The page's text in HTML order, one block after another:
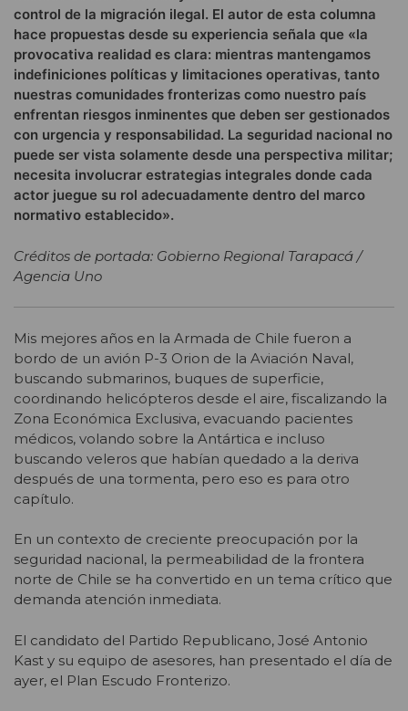
control de la migración ilegal. El autor de esta columna
hace propuestas desde su experiencia señala que «la
provocativa realidad es clara: mientras mantengamos
indefiniciones políticas y limitaciones operativas, tanto
nuestras comunidades fronterizas como nuestro país
enfrentan riesgos inminentes que deben ser gestionados
con urgencia y responsabilidad. La seguridad nacional no
puede ser vista solamente desde una perspectiva militar;
necesita involucrar estrategias integrales donde cada
actor juegue su rol adecuadamente dentro del marco
normativo establecido».
Créditos de portada: Gobierno Regional Tarapacá /
Agencia Uno
Mis mejores años en la Armada de Chile fueron a
bordo de un avión P-3 Orion de la Aviación Naval,
buscando submarinos, buques de superficie,
coordinando helicópteros desde el aire, fiscalizando la
Zona Económica Exclusiva, evacuando pacientes
médicos, volando sobre la Antártica e incluso
buscando veleros que habían quedado a la deriva
después de una tormenta, pero eso es para otro
capítulo.
En un contexto de creciente preocupación por la
seguridad nacional, la permeabilidad de la frontera
norte de Chile se ha convertido en un tema crítico que
demanda atención inmediata.
El candidato del Partido Republicano, José Antonio
Kast y su equipo de asesores, han presentado el día de
ayer, el Plan Escudo Fronterizo.